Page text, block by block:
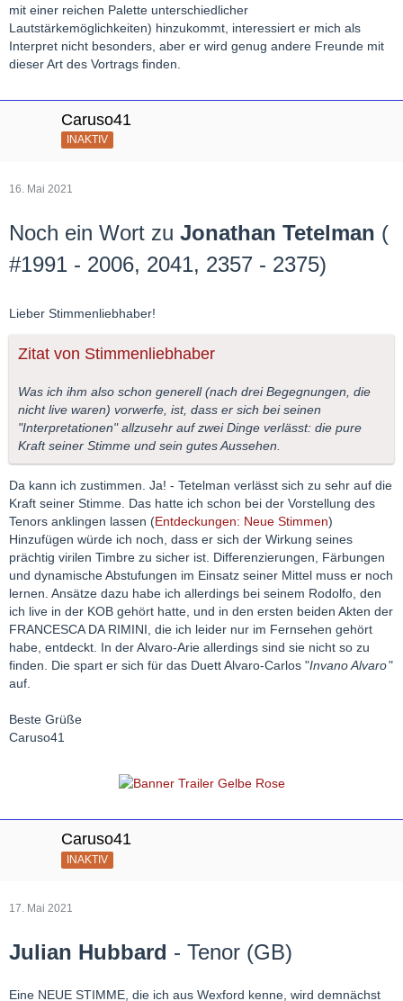
mit einer reichen Palette unterschiedlicher
Lautstärkemöglichkeiten) hinzukommt, interessiert er mich als
Interpret nicht besonders, aber er wird genug andere Freunde mit
dieser Art des Vortrags finden.
Caruso41
INAKTIV
16. Mai 2021
Noch ein Wort zu Jonathan Tetelman (
#1991 - 2006, 2041, 2357 - 2375)
Lieber Stimmenliebhaber!
Zitat von Stimmenliebhaber
Was ich ihm also schon generell (nach drei Begegnungen, die
nicht live waren) vorwerfe, ist, dass er sich bei seinen
"Interpretationen" allzusehr auf zwei Dinge verlässt: die pure
Kraft seiner Stimme und sein gutes Aussehen.
Da kann ich zustimmen. Ja! - Tetelman verlässt sich zu sehr auf die
Kraft seiner Stimme. Das hatte ich schon bei der Vorstellung des
Tenors anklingen lassen (Entdeckungen: Neue Stimmen)
Hinzufügen würde ich noch, dass er sich der Wirkung seines
prächtig virilen Timbre zu sicher ist. Differenzierungen, Färbungen
und dynamische Abstufungen im Einsatz seiner Mittel muss er noch
lernen. Ansätze dazu habe ich allerdings bei seinem Rodolfo, den
ich live in der KOB gehört hatte, und in den ersten beiden Akten der
FRANCESCA DA RIMINI, die ich leider nur im Fernsehen gehört
habe, entdeckt. In der Alvaro-Arie allerdings sind sie nicht so zu
finden. Die spart er sich für das Duett Alvaro-Carlos "Invano Alvaro"
auf.
Beste Grüße
Caruso41
Caruso41
INAKTIV
17. Mai 2021
Julian Hubbard - Tenor (GB)
Eine NEUE STIMME, die ich aus Wexford kenne, wird demnächst